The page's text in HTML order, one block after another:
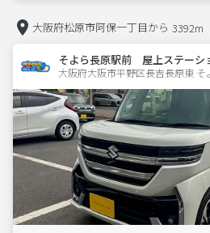
大阪府松原市阿保一丁目から 3392m
そよら長原駅前 屋上ステーシ
大阪府大阪市平野区長吉長原東